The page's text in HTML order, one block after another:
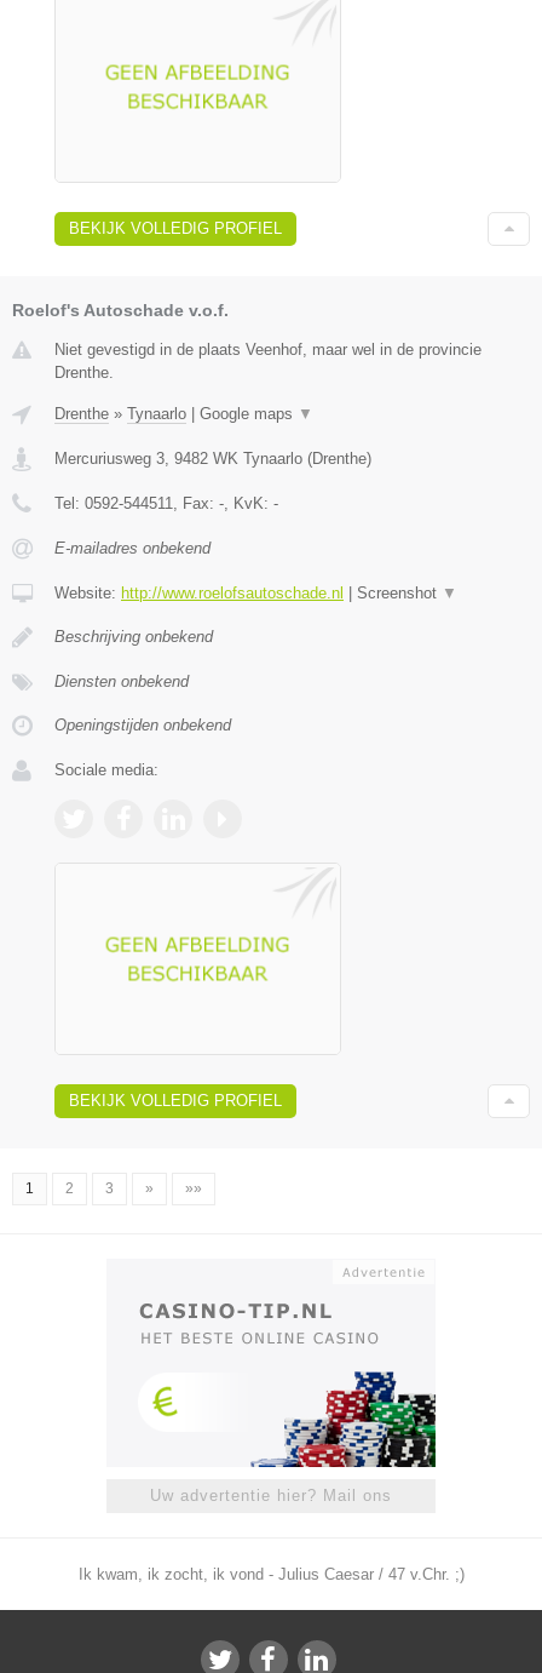
BEKIJK VOLLEDIG PROFIEL
Roelof's Autoschade v.o.f.
Niet gevestigd in de plaats Veenhof, maar wel in de provincie
Drenthe.
Drenthe » Tynaarlo Google maps ▼
Mercuriusweg 3 9482 WK Tynaarlo (Drenthe)
Tel: 0592-544511 , Fax: - , KvK: -
E-mailadres onbekend
Website: http://www.roelofsautoschade.nl Screenshot ▼
Beschrijving onbekend
Diensten onbekend
Openingstijden onbekend
Sociale media:
BEKIJK VOLLEDIG PROFIEL
1 2 3 » »»
Uw advertentie hier? Mail ons
Ik kwam, ik zocht, ik vond - Julius Caesar / 47 v.Chr. ;)